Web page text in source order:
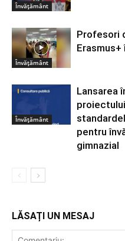
Învățământ
Învățământ
Profesori
Erasmus+
Învățământ
Lansarea
pentru
gimnazial
LĂSAȚI UN MESAJ